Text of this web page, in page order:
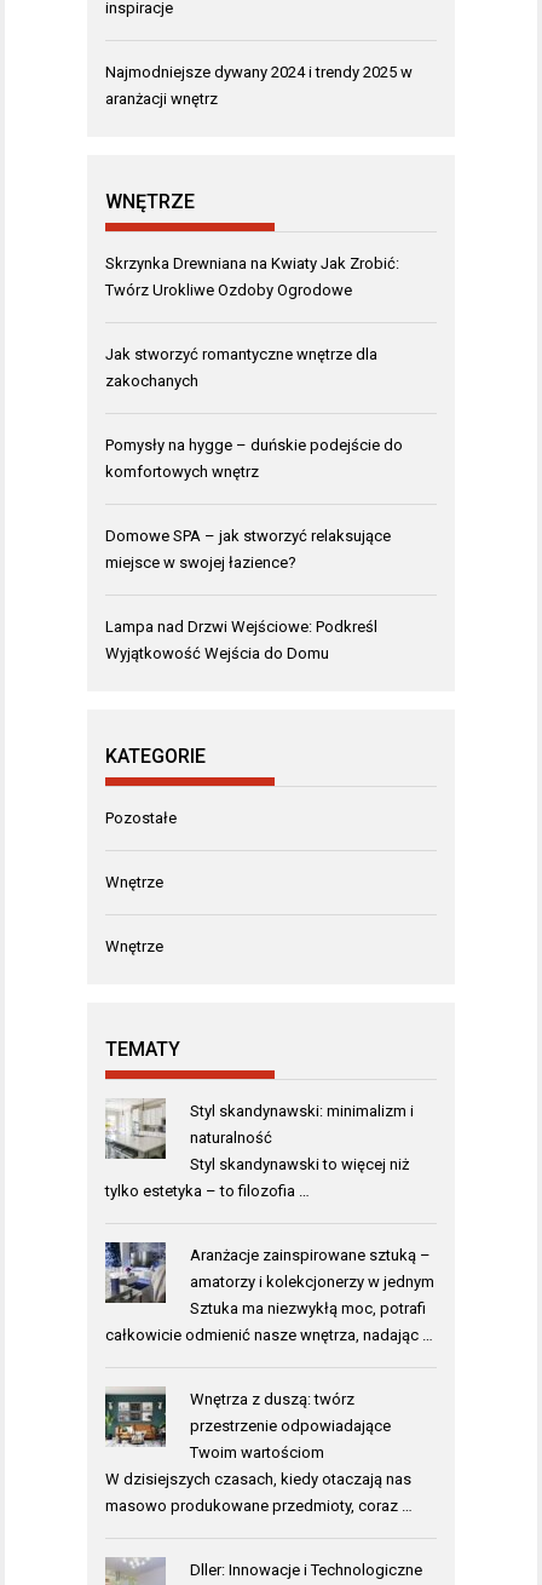
inspiracje
Najmodniejsze dywany 2024 i trendy 2025 w
aranżacji wnętrz
WNĘTRZE
Skrzynka Drewniana na Kwiaty Jak Zrobić:
Twórz Urokliwe Ozdoby Ogrodowe
Jak stworzyć romantyczne wnętrze dla
zakochanych
Pomysły na hygge – duńskie podejście do
komfortowych wnętrz
Domowe SPA – jak stworzyć relaksujące
miejsce w swojej łazience?
Lampa nad Drzwi Wejściowe: Podkreśl
Wyjątkowość Wejścia do Domu
KATEGORIE
Pozostałe
Wnętrze
Wnętrze
TEMATY
Styl skandynawski: minimalizm i
naturalność
Styl skandynawski to więcej niż
tylko estetyka – to filozofia …
Aranżacje zainspirowane sztuką –
amatorzy i kolekcjonerzy w jednym
Sztuka ma niezwykłą moc, potrafi
całkowicie odmienić nasze wnętrza, nadając …
Wnętrza z duszą: twórz
przestrzenie odpowiadające
Twoim wartościom
W dzisiejszych czasach, kiedy otaczają nas
masowo produkowane przedmioty, coraz …
Dller: Innowacje i Technologiczne